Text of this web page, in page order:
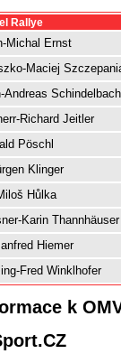
Rallye
Michal Ernst
Maciej
Andreas
Richard Jeitler
Pöschl
Klinger
Hůlka
Karin Thannhäuser
Hiemer
Fred Winklhofer
k